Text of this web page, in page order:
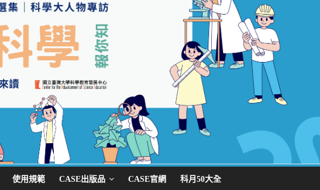
使用規範 CASE出版品 CASE官網 科月50大全